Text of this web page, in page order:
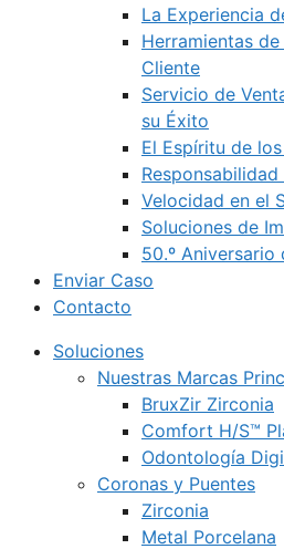
La Experiencia
Herramientas
Cliente
Servicio de
su Éxito
El Espíritu de
Responsabilidad
Velocidad en el
Soluciones de
50.º Aniversario
Enviar Caso
Contacto
Soluciones
Nuestras Marcas
BruxZir Zirconia
Comfort H/S™
Odontología
Coronas y Puentes
Zirconia
Metal Porcelana